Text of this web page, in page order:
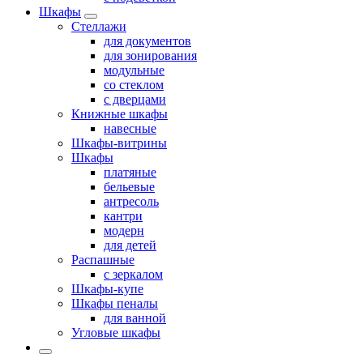
Шкафы
Стеллажи
для документов
для зонирования
модульные
со стеклом
с дверцами
Книжные шкафы
навесные
Шкафы-витрины
Шкафы
платяные
бельевые
антресоль
кантри
модерн
для детей
Распашные
с зеркалом
Шкафы-купе
Шкафы пеналы
для ванной
Угловые шкафы